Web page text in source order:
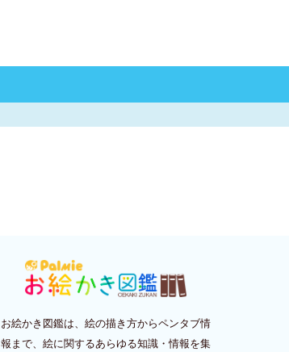
お絵かき図鑑は、絵の描き方からペンタブ情
報まで、絵に関するあらゆる知識・情報を集